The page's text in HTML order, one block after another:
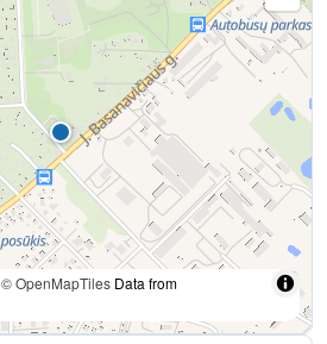
© OpenMapTiles Data from